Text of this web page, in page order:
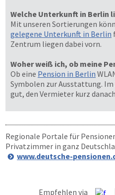
Welche Unterkunft in Berlin
Mit unseren Sortierungen
gelegene Unterkunft in Berlin
Zentrum liegen dabei vorn.
Woher weiß ich, ob meine
Ob eine Pension in Berlin
Symbolen zur Ausstattung.
gut, den Vermieter kurz
Regionale Portale für
Privatzimmer in ganz
www.deutsche-
Empfehlen via